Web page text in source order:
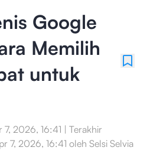
Google
Memilih
untuk
7, 2026, 16:41 | Terakhir
7, 2026, 16:41 oleh Selsi Selvia